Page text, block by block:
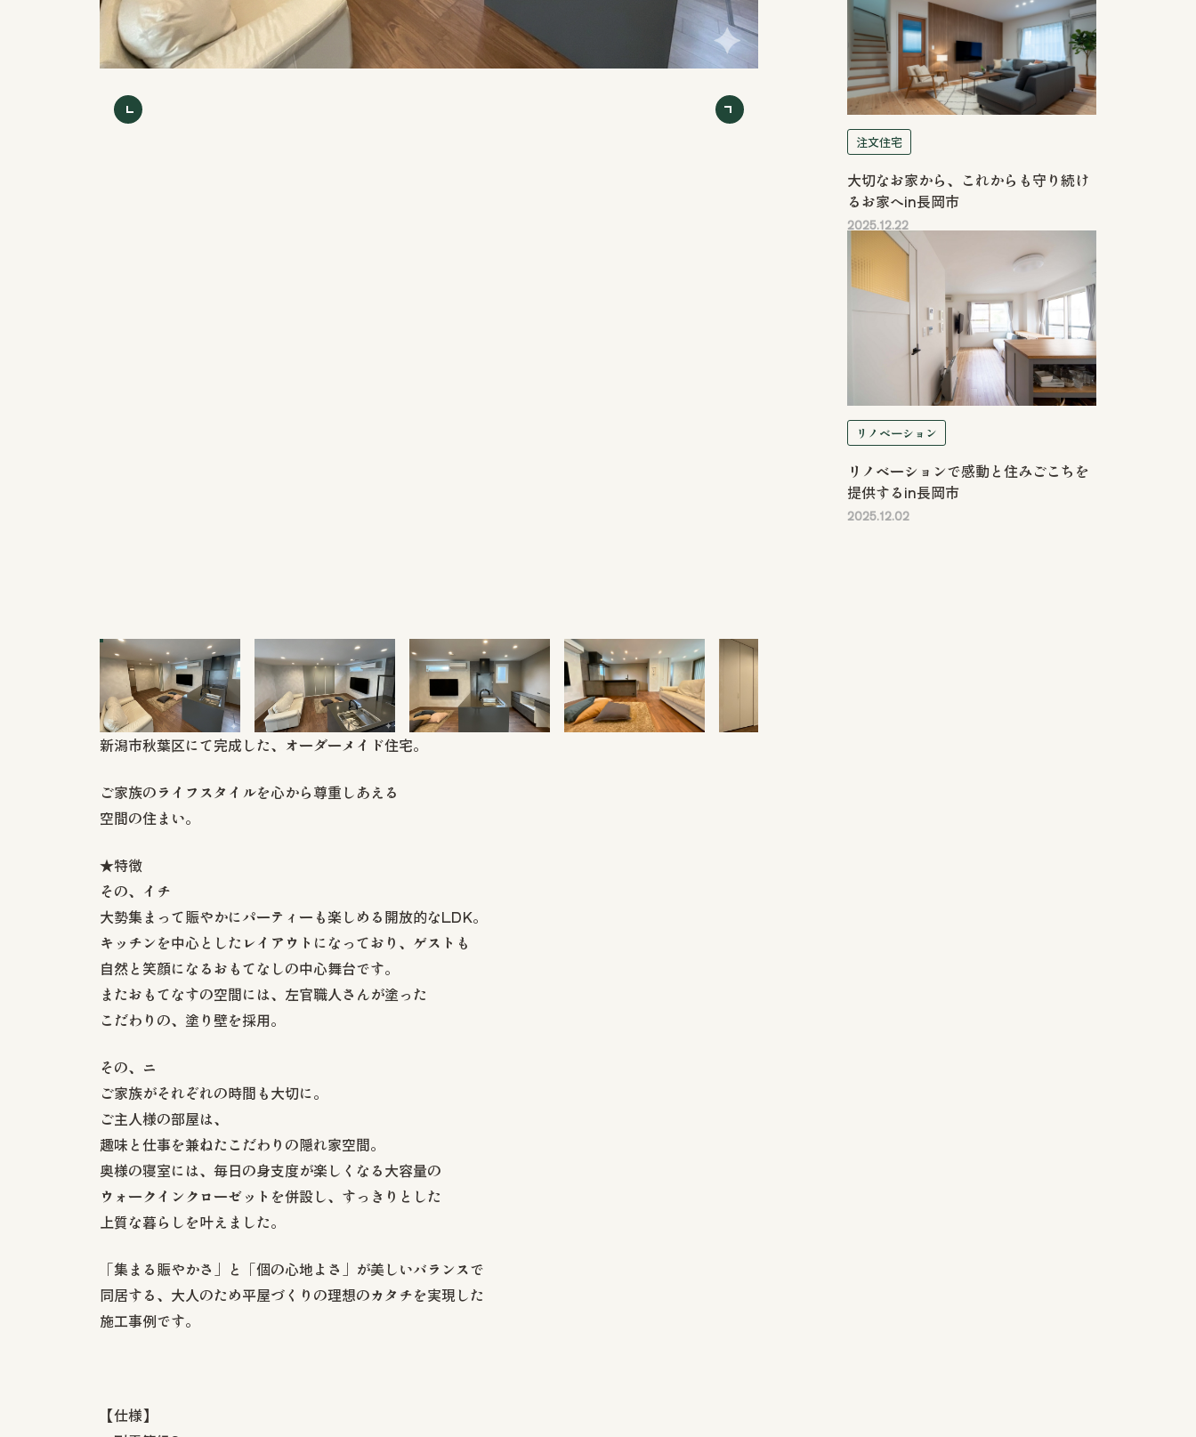
新潟市秋葉区にて完成した、オーダーメイド住宅。
ご家族のライフスタイルを心から尊重しあえる
空間の住まい。
★特徴
その、イチ
大勢集まって賑やかにパーティーも楽しめる開放的なLDK。
キッチンを中心としたレイアウトになっており、ゲストも
自然と笑顔になるおもてなしの中心舞台です。
またおもてなすの空間には、左官職人さんが塗った
こだわりの、塗り壁を採用。
その、ニ
ご家族がそれぞれの時間も大切に。
ご主人様の部屋は、
趣味と仕事を兼ねたこだわりの隠れ家空間。
奥様の寝室には、毎日の身支度が楽しくなる大容量の
ウォークインクローゼットを併設し、すっきりとした
上質な暮らしを叶えました。
「集まる賑やかさ」と「個の心地よさ」が美しいバランスで
同居する、大人のため平屋づくりの理想のカタチを実現した
施工事例です。
【仕様】
注文住宅
大切なお家から、これからも守り続け
るお家へin長岡市
2025.12.22
リノベーション
リノベーションで感動と住みごこちを
提供するin長岡市
2025.12.02